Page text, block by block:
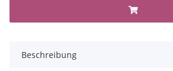
Beschreibung